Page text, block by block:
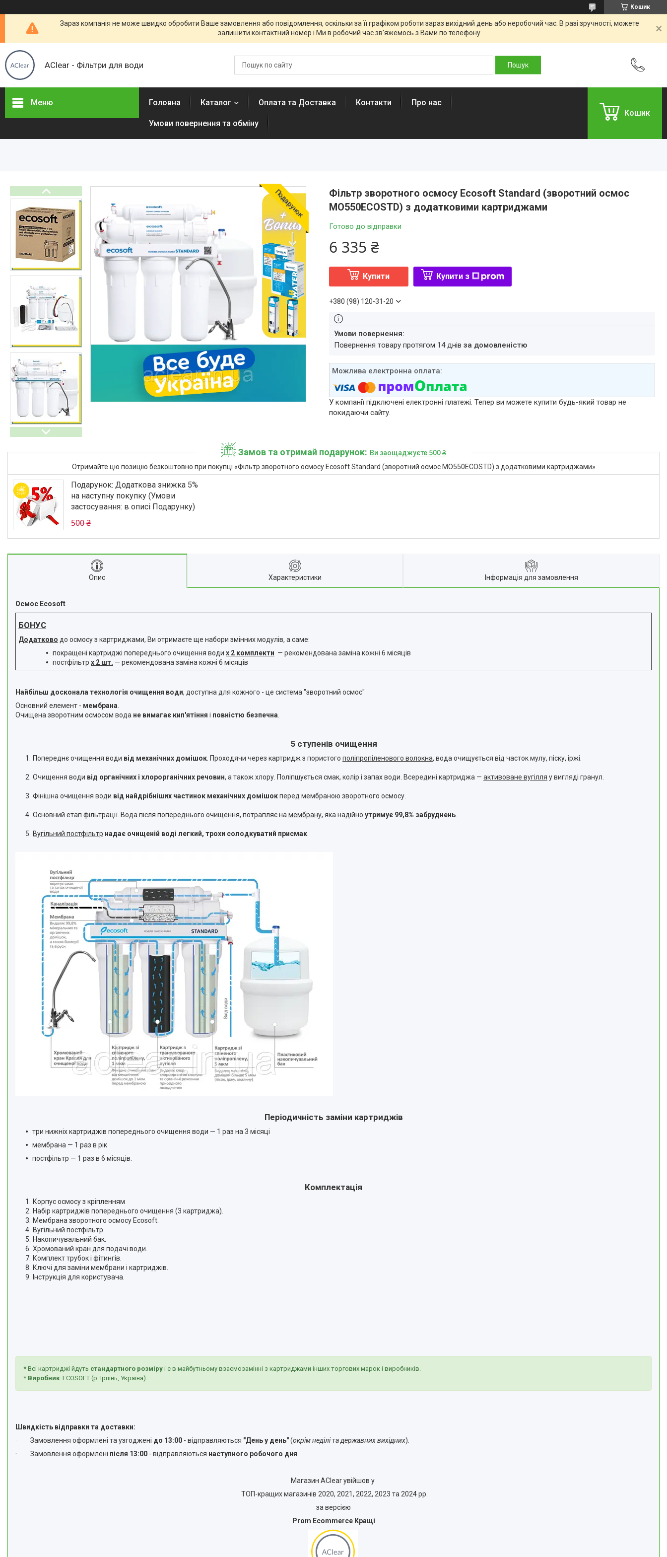
Кошик
Зараз компанія не може швидко обробити Ваше замовлення або повідомлення, оскільки за її графіком роботи зараз вихідний день або неробочий час. В разі зручності, можете
залишити контактний номер і Ми в робочий час зв'яжемось з Вами по телефону.
AClear - Фільтри для води
Меню Головна Каталог Оплата та Доставка Контакти Про нас
Умови повернення та обміну
Кошик
Подарунок
Фільтр зворотного осмосу Ecosoft Standard (зворотний осмос
MO550ECOSTD) з додатковими картриджами
Готово до відправки
6 335 ₴
Купити Купити з
+380 (98) 120-31-20
повернення товару протягом 14 днів за домовленістю
У компанії підключені електронні платежі. Тепер ви можете купити будь-який товар не
покидаючи сайту.
Замов та отримай подарунок
Ви заощаджуєте 500 ₴
Отримайте цю позицію безкоштовно при покупці «Фільтр зворотного осмосу Ecosoft Standard (зворотний осмос MO550ECOSTD) з додатковими картриджами»
500 ₴
Подарунок: Додаткова знижка 5%
на наступну покупку (Умови
застосування: в описі Подарунку)
Опис Характеристики Інформація для замовлення
Осмос Ecosoft
БОНУС
Додатково до осмосу з картриджами, Ви отримаєте ще набори змінних модулів, а саме:
покращені картриджі попереднього очищення води х 2 комплекти — рекомендована заміна кожні 6 місяців
постфільтр х 2 шт. — рекомендована заміна кожні 6 місяців
Найбільш досконала технологія очищення води, доступна для кожного - це система "зворотний осмос"
Основний елемент - мембрана
Очищена зворотним осмосом вода не вимагає кип'ятіння і повністю безпечна
5 ступенів очищення
Попереднє очищення води від механічних домішок . Проходячи через картридж з пористого поліпропіленового волокна, вода очищується від часток мулу, піску, іржі.
Очищення води від органічних і хлорорганічних речовин, а також хлору. Поліпшується смак, колір і запах води. Всередині картриджа — активоване вугілля у вигляді гранул.
Фінішна очищення води від найдрібніших частинок механічних домішокперед мембраною зворотного осмосу.
Основний етап фільтрації. Вода після попереднього очищення, потрапляє на мембрану, яка надійно утримує 99,8% забруднень
Вугільний постфільтр надає очищеній воді легкий, трохи солодкуватий присмак
Періодичність заміни картриджів
три нижніх картриджів попереднього очищення води — 1 раз на 3 місяці
мембрана — 1 раз в рік
постфільтр — 1 раз в 6 місяців.
Комплектація
Корпус осмосу з кріпленням
Набір картриджів попереднього очищення (3 картриджа).
Мембрана зворотного осмосу Ecosoft.
Вугільний постфільтр.
Накопичувальний бак.
Хромований кран для подачі води.
Комплект трубок і фітингів.
Ключі для заміни мембрани і картриджів.
Інструкція для користувача.
* Всі картриджі йдуть стандартного розміру і є в майбутньому взаємозамінні з картриджами інших торгових марок і виробників.
* Виробник: ECOSOFT (р. Ірпінь, Україна)
Швидкість відправки та доставки:
· Замовлення оформлені та узгоджені до 13:00 - відправляються "День у день"(окрім неділі та державних вихідних).
· Замовлення оформлені після 13:00 - відправляються наступного робочого дня
Магазин AClear увійшов у
ТОП-кращих магазинів 2020, 2021, 2022, 2023 та 2024 рр.
за версією
Prom Ecommerce Кращі